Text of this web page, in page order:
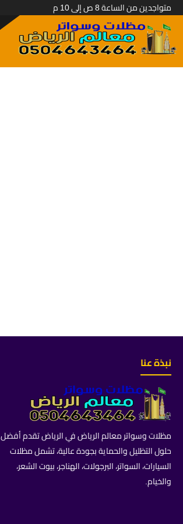
متواجدين من الساعة 8 ص إلى 10 م
نبذة عنا
مظلات وسواتر معالم الرياض في الرياض تقدم أفضل
حلول التظليل والحماية بجودة عالية، تشمل مظلات
السيارات، السواتر، البرجولات، الهناجر، بيوت الشعر،
والخيام.